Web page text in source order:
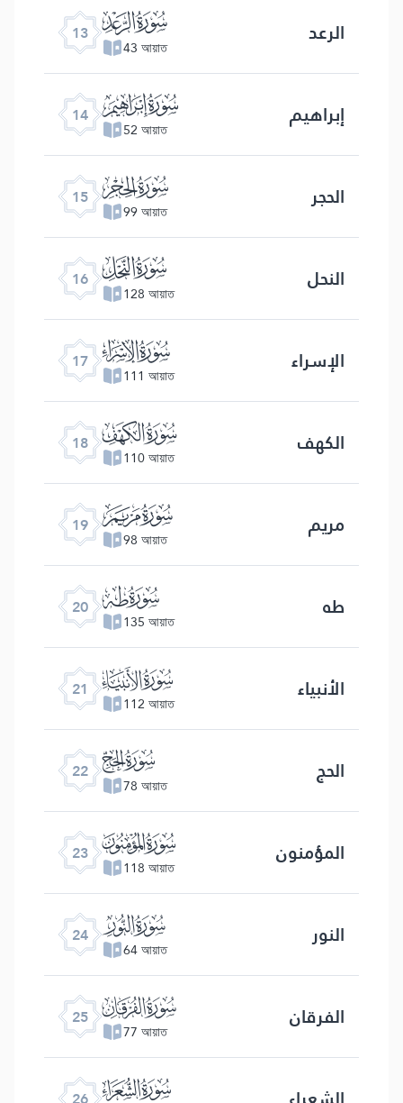
13 ﮙ
43 আয়াত الرعد
14 ﮚ
52 আয়াত إبراهیم
15 ﮛ
99 আয়াত الحجر
16 ﮜ
128 আয়াত النحل
17 ﮝ
111 আয়াত الإسراء
18 ﮞ
110 আয়াত الكهف
19 ﮟ
98 আয়াত مریم
20 ﮠ
135 আয়াত طه
21 ﮡ
112 আয়াত الأنبياء
22 ﮢ
78 আয়াত الحج
23 ﮣ
118 আয়াত المؤمنون
24 ﮤ
64 আয়াত النور
25 ﮥ
77 আয়াত الفرقان
ﮦ